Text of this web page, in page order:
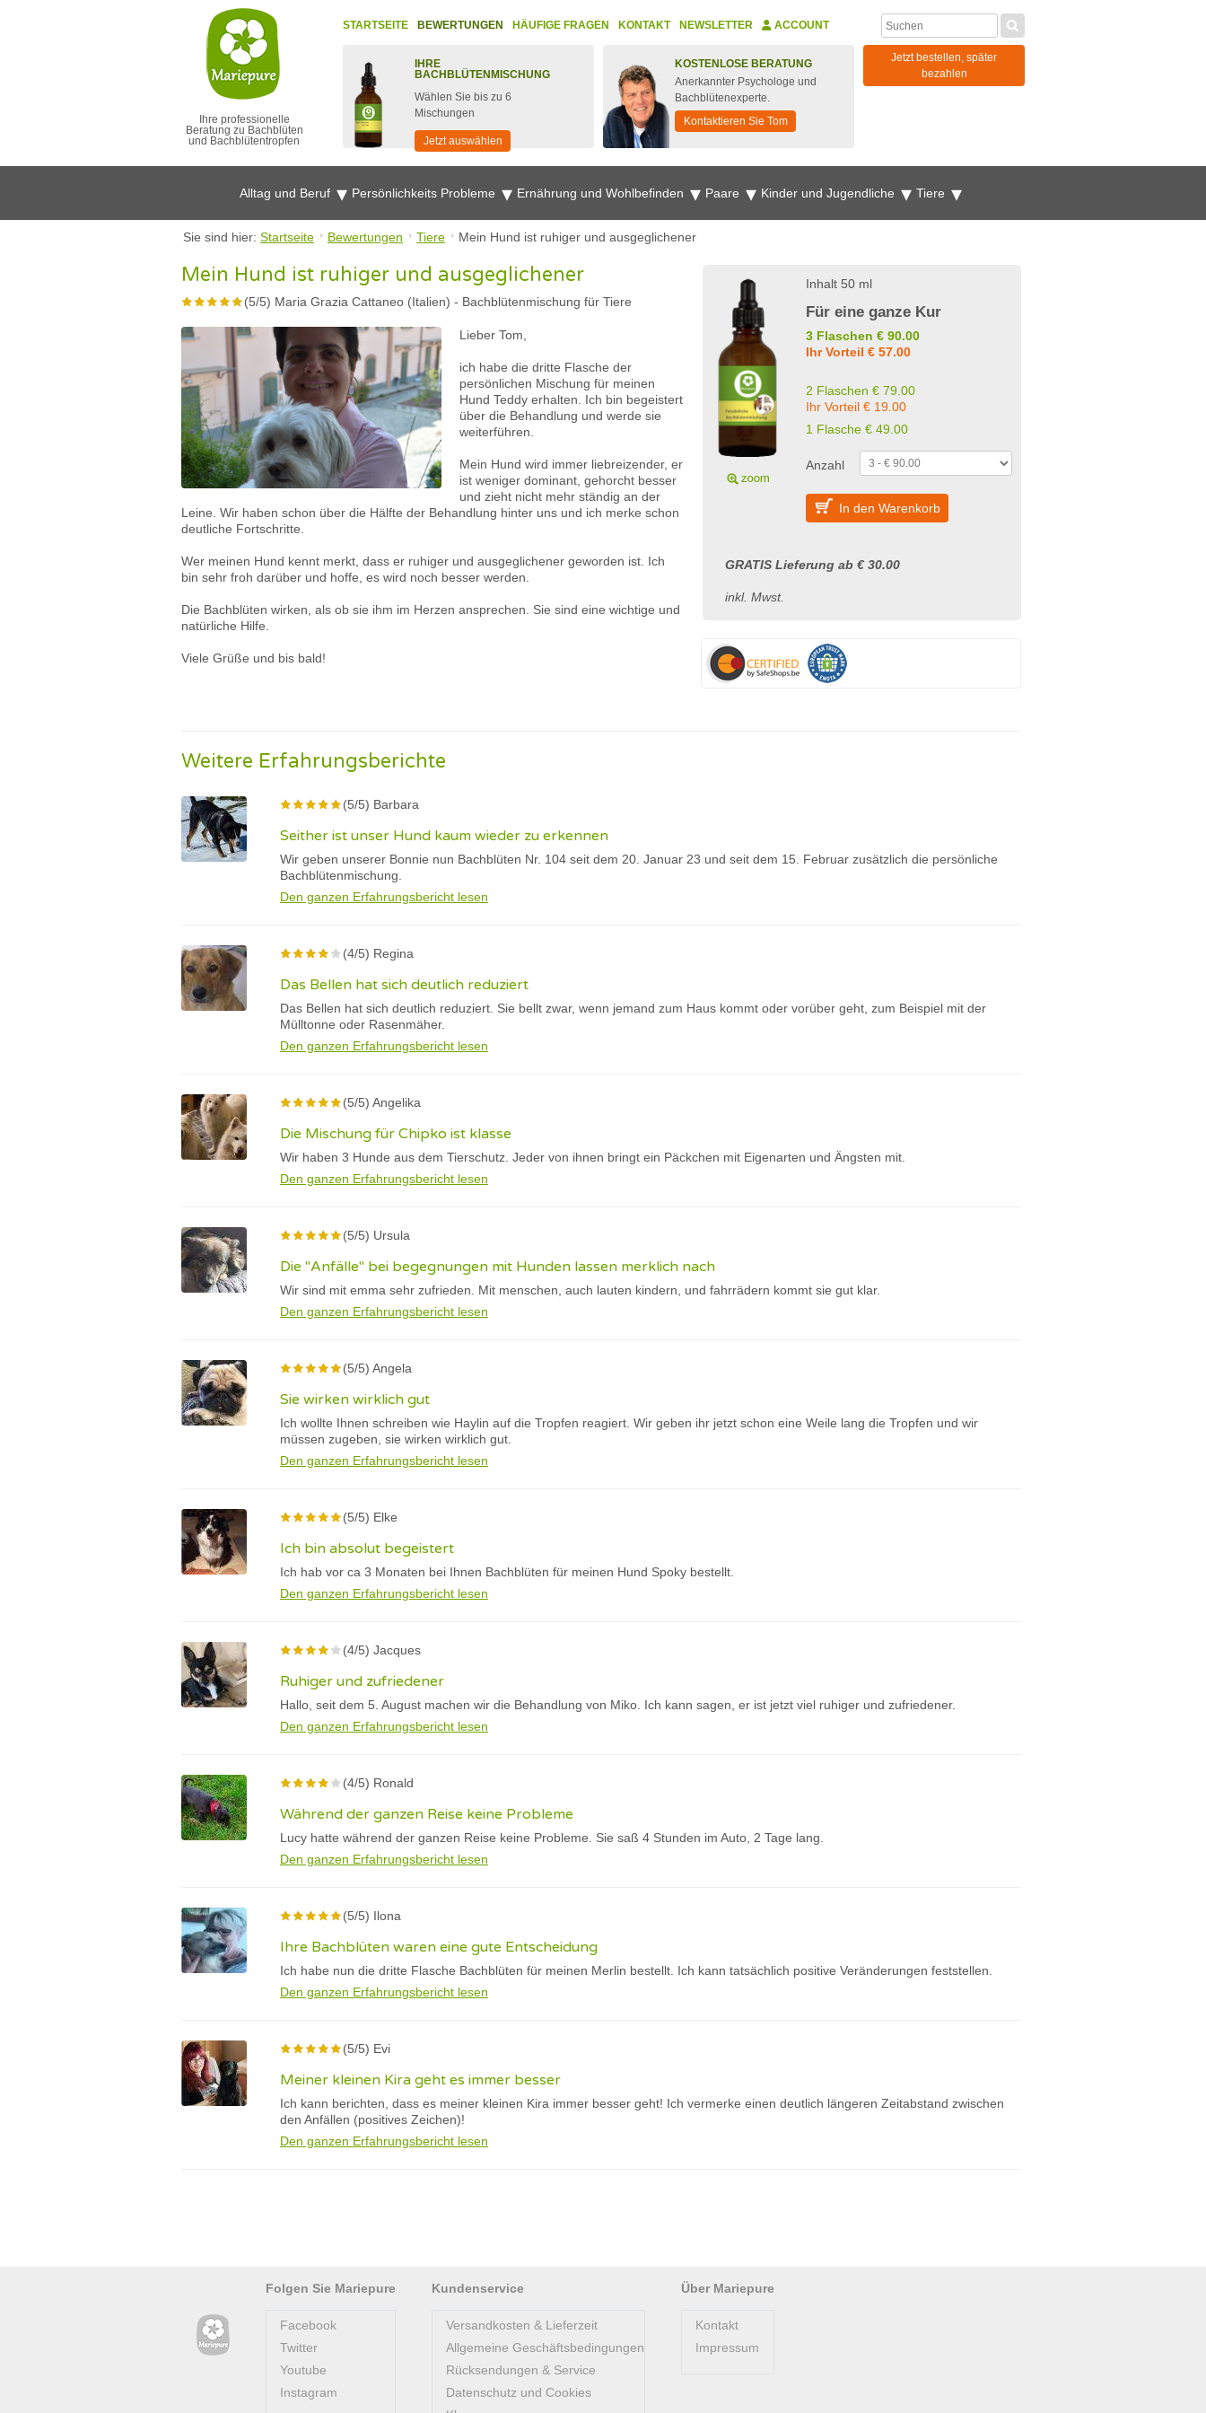
Ihre professionelle
Beratung zu Bachblüten
und Bachblütentropfen
STARTSEITE BEWERTUNGEN HÄUFIGE FRAGEN KONTAKT NEWSLETTER ACCOUNT
IHRE
BACHBLÜTENMISCHUNG
Wählen Sie bis zu 6
Mischungen
Jetzt auswählen
KOSTENLOSE BERATUNG
Anerkannter Psychologe und
Bachblütenexperte.
Kontaktieren Sie Tom
Jetzt bestellen, später
bezahlen
Alltag und Beruf Persönlichkeits Probleme Ernährung und Wohlbefinden Paare Kinder und Jugendliche Tiere
Sie sind hier: Startseite Bewertungen Tiere Mein Hund ist ruhiger und ausgeglichener
Mein Hund ist ruhiger und ausgeglichener
(5/5) Maria Grazia Cattaneo (Italien) - Bachblütenmischung für Tiere
Lieber Tom,
ich habe die dritte Flasche der
persönlichen Mischung für meinen
Hund Teddy erhalten. Ich bin begeistert
über die Behandlung und werde sie
weiterführen.
Mein Hund wird immer liebreizender, er
ist weniger dominant, gehorcht besser
und zieht nicht mehr ständig an der
Leine. Wir haben schon über die Hälfte der Behandlung hinter uns und ich merke schon
deutliche Fortschritte.
Wer meinen Hund kennt merkt, dass er ruhiger und ausgeglichener geworden ist. Ich
bin sehr froh darüber und hoffe, es wird noch besser werden.
Die Bachblüten wirken, als ob sie ihm im Herzen ansprechen. Sie sind eine wichtige und
natürliche Hilfe.
Viele Grüße und bis bald!
Inhalt 50 ml
Für eine ganze Kur
3 Flaschen € 90.00
Ihr Vorteil € 57.00
2 Flaschen € 79.00
Ihr Vorteil € 19.00
1 Flasche € 49.00
Anzahl
In den Warenkorb
GRATIS Lieferung ab € 30.00
inkl. Mwst.
Weitere Erfahrungsberichte
(5/5) Barbara
Seither ist unser Hund kaum wieder zu erkennen
Wir geben unserer Bonnie nun Bachblüten Nr. 104 seit dem 20. Januar 23 und seit dem 15. Februar zusätzlich die persönliche
Bachblütenmischung.
Den ganzen Erfahrungsbericht lesen
(4/5) Regina
Das Bellen hat sich deutlich reduziert
Das Bellen hat sich deutlich reduziert. Sie bellt zwar, wenn jemand zum Haus kommt oder vorüber geht, zum Beispiel mit der
Mülltonne oder Rasenmäher.
Den ganzen Erfahrungsbericht lesen
(5/5) Angelika
Die Mischung für Chipko ist klasse
Wir haben 3 Hunde aus dem Tierschutz. Jeder von ihnen bringt ein Päckchen mit Eigenarten und Ängsten mit.
Den ganzen Erfahrungsbericht lesen
(5/5) Ursula
Die "Anfälle" bei begegnungen mit Hunden lassen merklich nach
Wir sind mit emma sehr zufrieden. Mit menschen, auch lauten kindern, und fahrrädern kommt sie gut klar.
Den ganzen Erfahrungsbericht lesen
(5/5) Angela
Sie wirken wirklich gut
Ich wollte Ihnen schreiben wie Haylin auf die Tropfen reagiert. Wir geben ihr jetzt schon eine Weile lang die Tropfen und wir
müssen zugeben, sie wirken wirklich gut.
Den ganzen Erfahrungsbericht lesen
(5/5) Elke
Ich bin absolut begeistert
Ich hab vor ca 3 Monaten bei Ihnen Bachblüten für meinen Hund Spoky bestellt.
Den ganzen Erfahrungsbericht lesen
(4/5) Jacques
Ruhiger und zufriedener
Hallo, seit dem 5. August machen wir die Behandlung von Miko. Ich kann sagen, er ist jetzt viel ruhiger und zufriedener.
Den ganzen Erfahrungsbericht lesen
(4/5) Ronald
Während der ganzen Reise keine Probleme
Lucy hatte während der ganzen Reise keine Probleme. Sie saß 4 Stunden im Auto, 2 Tage lang.
Den ganzen Erfahrungsbericht lesen
(5/5) Ilona
Ihre Bachblüten waren eine gute Entscheidung
Ich habe nun die dritte Flasche Bachblüten für meinen Merlin bestellt. Ich kann tatsächlich positive Veränderungen feststellen.
Den ganzen Erfahrungsbericht lesen
(5/5) Evi
Meiner kleinen Kira geht es immer besser
Ich kann berichten, dass es meiner kleinen Kira immer besser geht! Ich vermerke einen deutlich längeren Zeitabstand zwischen
den Anfällen (positives Zeichen)!
Den ganzen Erfahrungsbericht lesen
Folgen Sie Mariepure
Facebook
Twitter
Youtube
Instagram
Kundenservice
Versandkosten & Lieferzeit
Allgemeine Geschäftsbedingungen
Rücksendungen & Service
Datenschutz und Cookies
Über Mariepure
Kontakt
Impressum